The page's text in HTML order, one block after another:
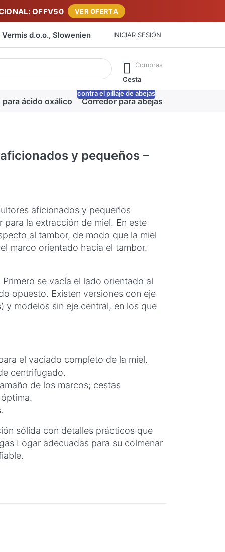
OFFV50 VER OFERTA
d.o.o., Slowenien INICIAR SESIÓN
a medida que escribe. Pulse la tecla Intro para
Compras
Cesta
ácido oxálico Corredor para abejas
contra el pillaje de abejas
y pequeños –
aficionados y pequeños
la extracción de miel. En este
al tambor, de modo que la miel
marco orientado hacia el tambor.
se vacía el lado orientado al
opuesto. Existen versiones con eje
y modelos sin eje central, en los que
el vaciado completo de la miel.
centrifugado.
de los marcos; cestas
sólida con detalles prácticos que
Logar adecuadas para su colmenar